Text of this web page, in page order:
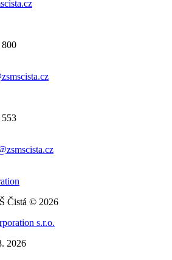
800
553
Čistá © 2026
s.r.o.
2026